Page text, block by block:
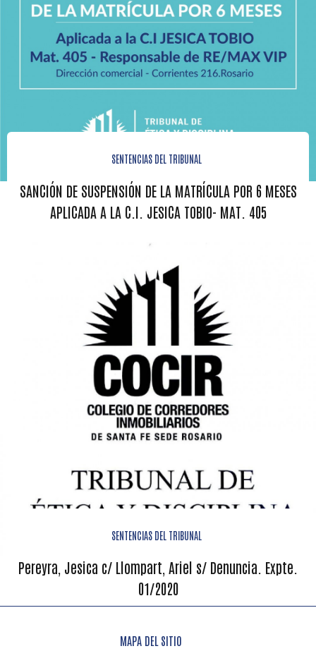
SENTENCIAS DEL TRIBUNAL
SANCIÓN DE SUSPENSIÓN DE LA MATRÍCULA POR 6 MESES
APLICADA A LA C.I. JESICA TOBIO- MAT. 405
SENTENCIAS DEL TRIBUNAL
Pereyra, Jesica c/ Llompart, Ariel s/ Denuncia. Expte.
01/2020
MAPA DEL SITIO